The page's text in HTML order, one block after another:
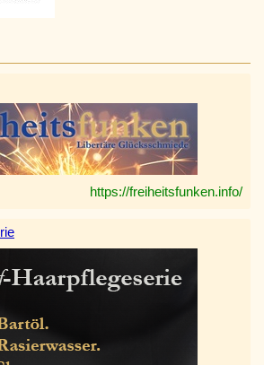
https://freiheitsfunken.info/